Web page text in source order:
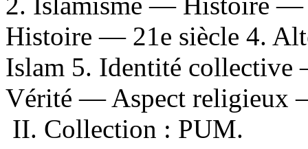
Histoire — 21e siècle 4.
Islam 5. Identité
Vérité — Aspect religieux
II. Collection : PUM.